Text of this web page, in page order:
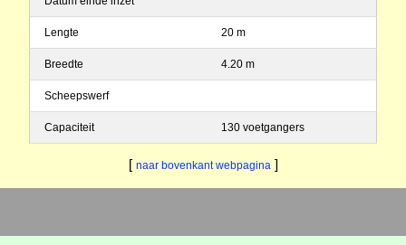
Lengte 20 m
Breedte 4.20 m
Scheepswerf
Capaciteit 130 voetgangers
[ naar bovenkant webpagina ]